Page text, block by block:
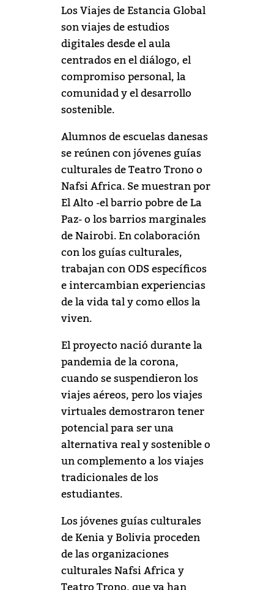
Los Viajes de Estancia Global
son viajes de estudios
digitales desde el aula
centrados en el diálogo, el
compromiso personal, la
comunidad y el desarrollo
sostenible.
Alumnos de escuelas danesas
se reúnen con jóvenes guías
culturales de Teatro Trono o
Nafsi Africa. Se muestran por
El Alto -el barrio pobre de La
Paz- o los barrios marginales
de Nairobi. En colaboración
con los guías culturales,
trabajan con ODS específicos
e intercambian experiencias
de la vida tal y como ellos la
viven.
El proyecto nació durante la
pandemia de la corona,
cuando se suspendieron los
viajes aéreos, pero los viajes
virtuales demostraron tener
potencial para ser una
alternativa real y sostenible o
un complemento a los viajes
tradicionales de los
estudiantes.
Los jóvenes guías culturales
de Kenia y Bolivia proceden
de las organizaciones
culturales Nafsi Africa y